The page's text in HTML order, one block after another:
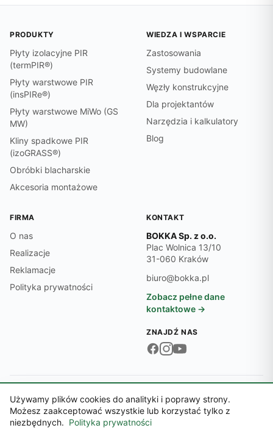
PRODUKTY
Płyty izolacyjne PIR
(termPIR®)
Płyty warstwowe PIR
(insPIRe®)
Płyty warstwowe MiWo (GS
MW)
Kliny spadkowe PIR
(izoGRASS®)
Obróbki blacharskie
Akcesoria montażowe
WIEDZA I WSPARCIE
Zastosowania
Systemy budowlane
Węzły konstrukcyjne
Dla projektantów
Narzędzia i kalkulatory
Blog
FIRMA
O nas
Realizacje
Reklamacje
Polityka prywatności
KONTAKT
BOKKA Sp. z o.o.
Plac Wolnica 13/10
31-060 Kraków
biuro@bokka.pl
Zobacz pełne dane
kontaktowe →
ZNAJDŹ NAS
Dane firmy:
NIP 6762545474 · REGON 369497701 · KRS 0000718870
© 2026 BOKKA Sp. z o.o.
Sąd Rejonowy dla Krakowa-Śródmieścia, XI Wydział Gospodarczy KRS ·
Używamy plików cookies do analityki i poprawy strony.
Możesz zaakceptować wszystkie lub korzystać tylko z
niezbędnych. Polityka prywatności